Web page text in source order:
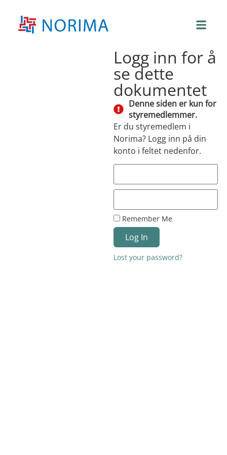
Logg inn for å
se dette
dokumentet
Denne siden er kun for
styremedlemmer.
Er du styremedlem i
Norima? Logg inn på din
konto i feltet nedenfor.
Remember Me
Log In
Lost your password?